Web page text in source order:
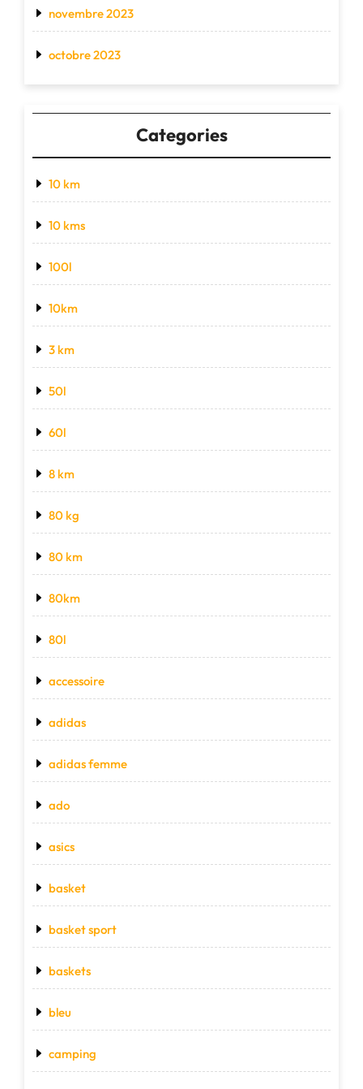
novembre 2023
octobre 2023
Categories
10 km
10 kms
100l
10km
3 km
50l
60l
8 km
80 kg
80 km
80km
80l
accessoire
adidas
adidas femme
ado
asics
basket
basket sport
baskets
bleu
camping